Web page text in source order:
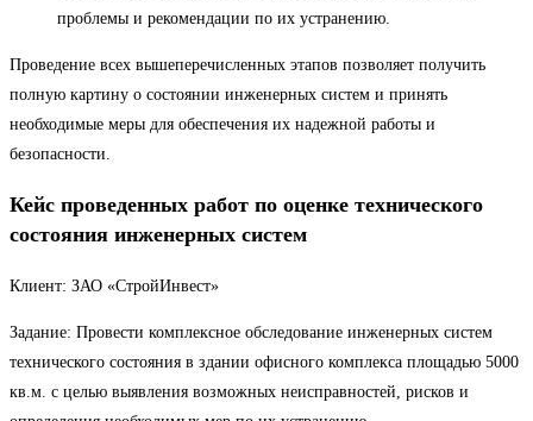
проблемы и рекомендации по их устранению.
Проведение всех вышеперечисленных этапов позволяет получить
полную картину о состоянии инженерных систем и принять
необходимые меры для обеспечения их надежной работы и
безопасности.
Кейс проведенных работ по оценке технического
состояния инженерных систем
Клиент: ЗАО «СтройИнвест»
Задание: Провести комплексное обследование инженерных систем
технического состояния в здании офисного комплекса площадью 5000
кв.м. с целью выявления возможных неисправностей, рисков и